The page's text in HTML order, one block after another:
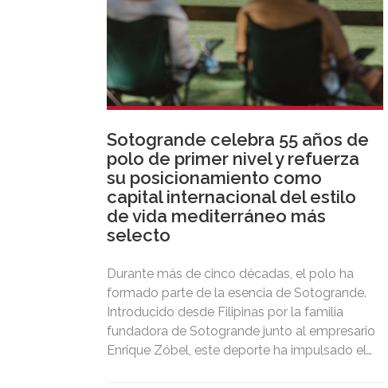
Sotogrande celebra 55 años de
polo de primer nivel y refuerza
su posicionamiento como
capital internacional del estilo
de vida mediterráneo más
selecto
Durante más de cinco décadas, el polo ha
formado parte de la esencia de Sotogrande.
Introducido desde Filipinas por la familia
fundadora de Sotogrande junto al empresario
Enrique Zóbel, este deporte ha impulsado el